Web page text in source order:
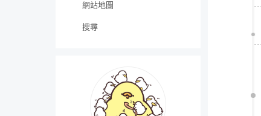
網站地圖
搜尋